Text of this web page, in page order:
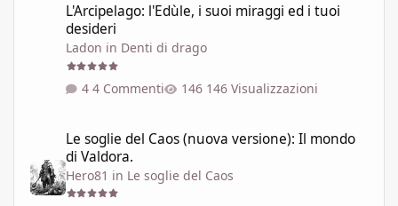
L'Arcipelago: l'Edùle, i suoi miraggi ed i tuoi
desideri
Ladon in Denti di drago
4 Commenti 146 Visualizzazioni
Le soglie del Caos (nuova versione): Il mondo
di Valdora.
Hero81 in Le soglie del Caos